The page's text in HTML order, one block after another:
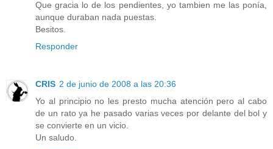
Que gracia lo de los pendientes, yo tambien me las ponía,
aunque duraban nada puestas.
Besitos.
Responder
CRIS 2 de junio de 2008 a las 20:36
Yo al principio no les presto mucha atención pero al cabo
de un rato ya he pasado varias veces por delante del bol y
se convierte en un vicio.
Un saludo.